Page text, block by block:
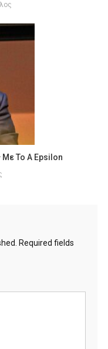
Με Το A Epsilon
Required fields